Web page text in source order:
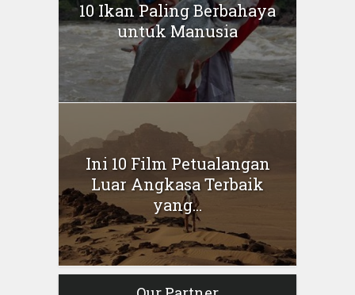
10 Ikan Paling Berbahaya
untuk Manusia
Ini 10 Film Petualangan
Luar Angkasa Terbaik
yang...